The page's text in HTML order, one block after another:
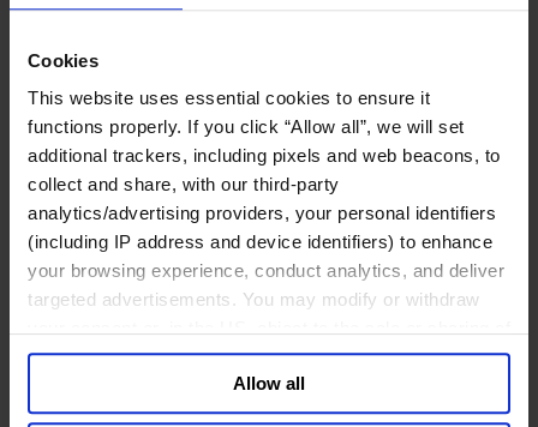
Cookies
This website uses essential cookies to ensure it
functions properly. If you click “Allow all”, we will set
additional trackers, including pixels and web beacons, to
collect and share, with our third-party
analytics/advertising providers, your personal identifiers
(including IP address and device identifiers) to enhance
your browsing experience, conduct analytics, and deliver
targeted advertisements. You may modify or withdraw
your data for targeted advertising, by clicking “Do Not
Sell or Share My Personal Information” in the footer of
the website. You must opt-out of each device and each
Allow all
鉱業・金属
アセットマネジメント
インフラ事業
ウェルスマネジメント
デジタル資産、暗号資産、Web3
プライベート・エクイティ
リスクマネジメント
保険
投資銀行及びマーケット
政府系投資ファンド
サービス
ビジネスサービス